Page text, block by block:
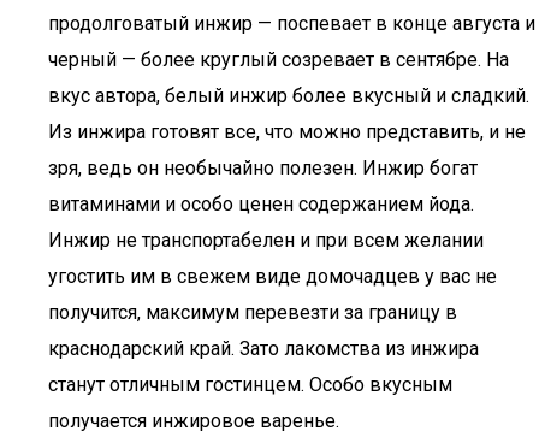
продолговатый инжир — поспевает в конце августа и
черный — более круглый созревает в сентябре. На
вкус автора, белый инжир более вкусный и сладкий.
Из инжира готовят все, что можно представить, и не
зря, ведь он необычайно полезен. Инжир богат
витаминами и особо ценен содержанием йода.
Инжир не транспортабелен и при всем желании
угостить им в свежем виде домочадцев у вас не
получится, максимум перевезти за границу в
краснодарский край. Зато лакомства из инжира
станут отличным гостинцем. Особо вкусным
получается инжировое варенье.